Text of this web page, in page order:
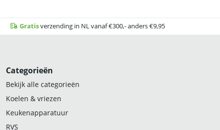
Gratisverzending in NL vanaf €300,- anders €9,95
Categorieën
Bekijk alle categorieën
Koelen & vriezen
Keukenapparatuur
RVS